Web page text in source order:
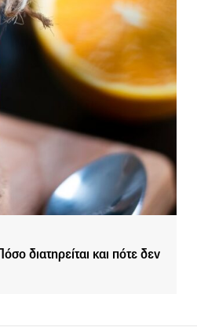
διατηρείται και πότε δεν